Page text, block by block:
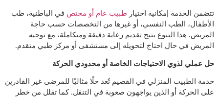
تتضمن الخدمة إمكانية اختيار طبيب عام أو مختص في الباطنية، طب
الأطفال، الطب النفسي، أو غيرها من التخصصات حسب حاجة
المريض. هذا التنوع يتيح تقديم رعاية دقيقة ومتكاملة، مع توجيه
المريض في حال احتاج لتحويله إلى مستشفى أو مركز طبي متقدم.
حل عملي لذوي الاحتياجات الخاصة أو محدودي الحركة
خدمة الطبيب المنزلي في القصيم تُعد حلًا مثاليًا للمرضى غير القادرين
على الحركة أو الذين يواجهون صعوبة في التنقل. كما تقلل من خطر